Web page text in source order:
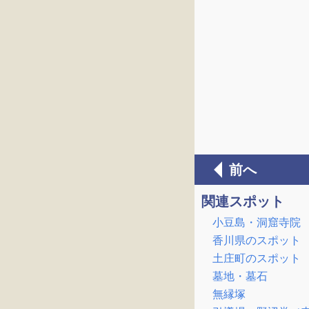
前へ
関連スポット
小豆島・洞窟寺院
香川県のスポット
土庄町のスポット
墓地・墓石
無縁塚